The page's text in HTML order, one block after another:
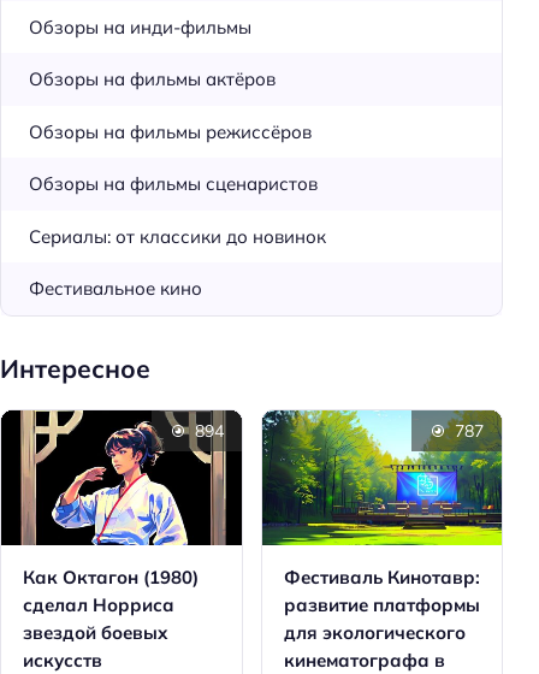
Обзоры на инди-фильмы
Обзоры на фильмы актёров
Обзоры на фильмы режиссёров
Обзоры на фильмы сценаристов
Сериалы: от классики до новинок
Фестивальное кино
Интересное
Как Октагон (1980)
сделал Норриса
звездой боевых
искусств
894
Фестиваль Кинотавр:
развитие платформы
для экологического
кинематографа в
787